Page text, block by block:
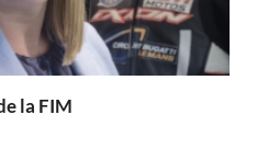
la FIM